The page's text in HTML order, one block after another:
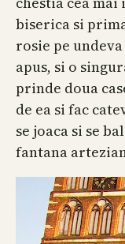
biserica si
rosie pe
apus, si o
prinde doua
de ea si fac
se joaca si se
fantana